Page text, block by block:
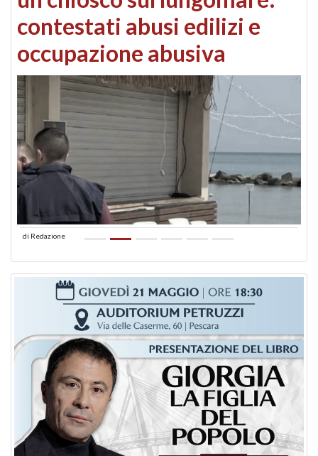
contestati abusi edilizi e
occupazione abusiva
di Redazione